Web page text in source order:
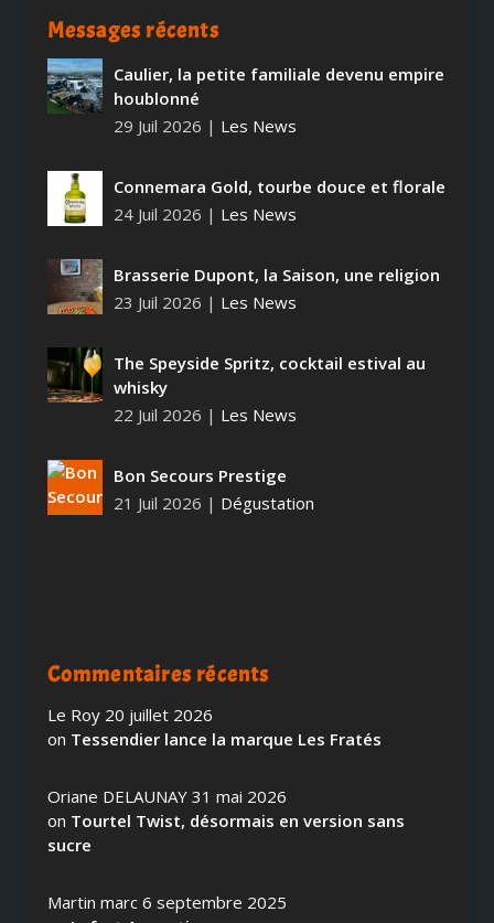
Messages récents
Caulier, la petite familiale devenu empire
houblonné
29 Juil 2026 | Les News
Connemara Gold, tourbe douce et florale
24 Juil 2026 | Les News
Brasserie Dupont, la Saison, une religion
23 Juil 2026 | Les News
The Speyside Spritz, cocktail estival au
whisky
22 Juil 2026 | Les News
Bon Secours Prestige
21 Juil 2026 | Dégustation
Commentaires récents
Le Roy 20 juillet 2026
on Tessendier lance la marque Les Fratés
Oriane DELAUNAY 31 mai 2026
on Tourtel Twist, désormais en version sans
sucre
Martin marc 6 septembre 2025